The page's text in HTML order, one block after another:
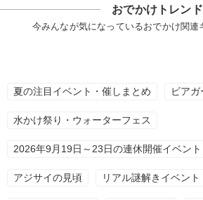
おでかけトレンド
今みんなが気になっているおでかけ関連
夏の注目イベント・催しまとめ ビア
水かけ祭り・ウォーターフェス
2026年9月19日～23日の連休開催イベント
アジサイの見頃 リアル謎解きイベント